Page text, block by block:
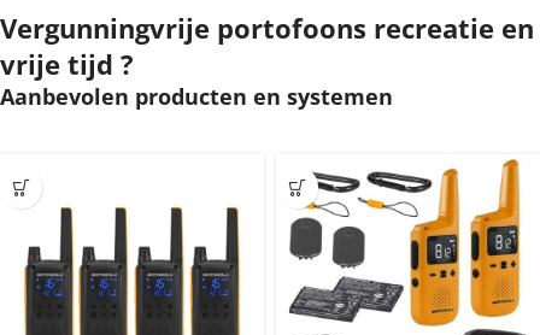
Vergunningvrije portofoons recreatie en
vrije tijd ?
Aanbevolen producten en systemen